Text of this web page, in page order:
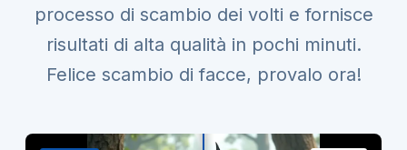
processo di scambio dei volti e fornisce
risultati di alta qualità in pochi minuti.
Felice scambio di facce, provalo ora!